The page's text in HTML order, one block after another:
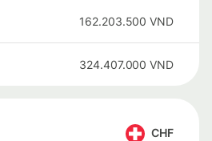
162.203.500 VND
324.407.000 VND
CHF